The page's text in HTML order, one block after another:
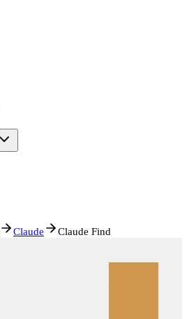
Claude Claude Find